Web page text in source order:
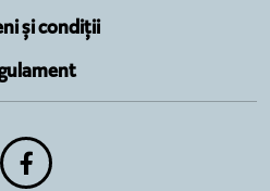
și condiții